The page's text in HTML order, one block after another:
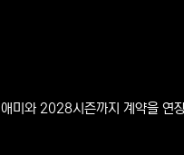
미와 2028시즌까지 계약을 연